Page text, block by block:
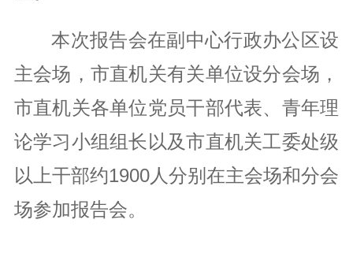
本次报告会在副中心行政办公区设
主会场，市直机关有关单位设分会场，
市直机关各单位党员干部代表、青年理
论学习小组组长以及市直机关工委处级
以上干部约1900人分别在主会场和分会
场参加报告会。